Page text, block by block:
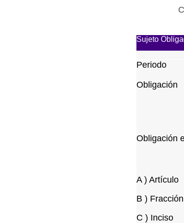
Sujeto
Periodo
Obligación
Obligación
A ) Artículo
B ) Fracción
C ) Inciso